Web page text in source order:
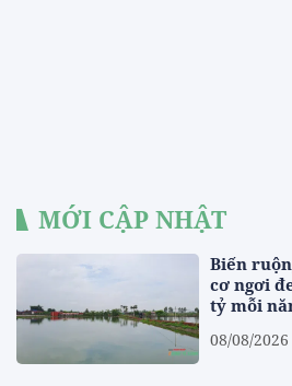
MỚI CẬP NHẬT
Biến
cơ ngơi
tỷ mỗi
08/08/